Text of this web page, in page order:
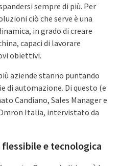
sempre di più. Per
ciò che serve è una
in grado di creare
capaci di lavorare
obiettivi.
aziende stanno puntando
di automazione. Di questo (e
Candiano, Sales Manager e
Italia, intervistato da
e tecnologica